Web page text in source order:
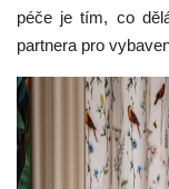
péče je tím, co
partnera pro